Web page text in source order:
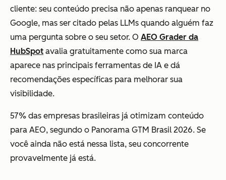
cliente: seu conteúdo precisa não apenas ranquear no
Google, mas ser citado pelas LLMs quando alguém faz
uma pergunta sobre o seu setor. O AEO Grader da
HubSpot avalia gratuitamente como sua marca
aparece nas principais ferramentas de IA e dá
recomendações específicas para melhorar sua
visibilidade.
57% das empresas brasileiras já otimizam conteúdo
para AEO, segundo o Panorama GTM Brasil 2026. Se
você ainda não está nessa lista, seu concorrente
provavelmente já está.